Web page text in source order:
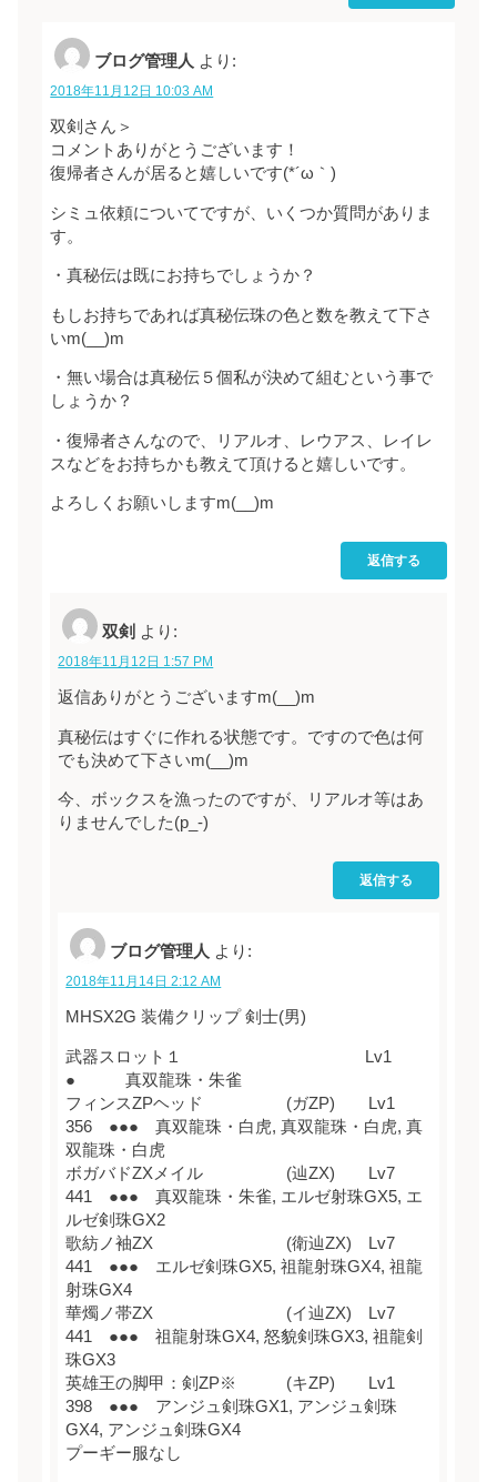
ブログ管理人 より:
2018年11月12日 10:03 AM
双剣さん＞
コメントありがとうございます！
復帰者さんが居ると嬉しいです(*´ω｀)
シミュ依頼についてですが、いくつか質問がありま
す。
・真秘伝は既にお持ちでしょうか？
もしお持ちであれば真秘伝珠の色と数を教えて下さ
いm(__)m
・無い場合は真秘伝５個私が決めて組むという事で
しょうか？
・復帰者さんなので、リアルオ、レウアス、レイレ
スなどをお持ちかも教えて頂けると嬉しいです。
よろしくお願いしますm(__)m
返信する
双剣 より:
2018年11月12日 1:57 PM
返信ありがとうございますm(__)m
真秘伝はすぐに作れる状態です。ですので色は何
でも決めて下さいm(__)m
今、ボックスを漁ったのですが、リアルオ等はあ
りませんでした(p_-)
返信する
ブログ管理人 より:
2018年11月14日 2:12 AM
MHSX2G 装備クリップ 剣士(男)
武器スロット１ Lv1
● 真双龍珠・朱雀
フィンスZPヘッド (ガZP) Lv1
356 ●●● 真双龍珠・白虎, 真双龍珠・白虎, 真
双龍珠・白虎
ボガバドZXメイル (辿ZX) Lv7
441 ●●● 真双龍珠・朱雀, エルゼ射珠GX5, エ
ルゼ剣珠GX2
歌紡ノ袖ZX (衛辿ZX) Lv7
441 ●●● エルゼ剣珠GX5, 祖龍射珠GX4, 祖龍
射珠GX4
華燭ノ帯ZX (イ辿ZX) Lv7
441 ●●● 祖龍射珠GX4, 怒貌剣珠GX3, 祖龍剣
珠GX3
英雄王の脚甲：剣ZP※ (キZP) Lv1
398 ●●● アンジュ剣珠GX1, アンジュ剣珠
GX4, アンジュ剣珠GX4
プーギー服なし